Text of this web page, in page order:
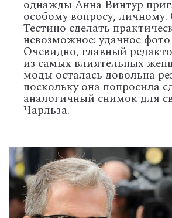
однажды Анна Винтур
особому вопросу,
Тестино сделать
невозможное: удачное
Очевидно, главный
из самых влиятельных
моды осталась довольна
поскольку она попросила
аналогичный снимок для
Чарльза.